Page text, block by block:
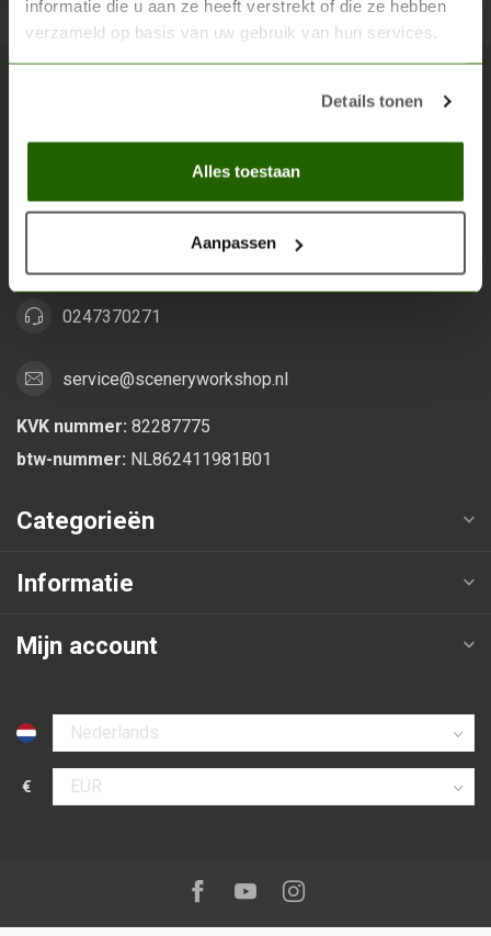
informatie die u aan ze heeft verstrekt of die ze hebben
verzameld op basis van uw gebruik van hun services.
Details tonen
Alles toestaan
Aanpassen
Alles voor je miniature wargaming en scenery
Grootstalselaan 46
0247370271
service@sceneryworkshop.nl
KVK nummer: 82287775
btw-nummer: NL862411981B01
Categorieën
Informatie
Mijn account
Selecteer taal
€
Selecteer valuta
Volg ons op:Facebook
YoutubeInstagram